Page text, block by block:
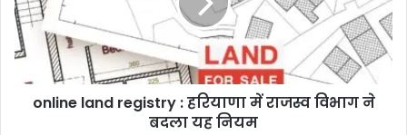
लोन
हरियाणा
में
राजस्व
विभाग
बदलाonline land registry : हरियाणा में राजस्व विभाग ने
बदला यह नियम